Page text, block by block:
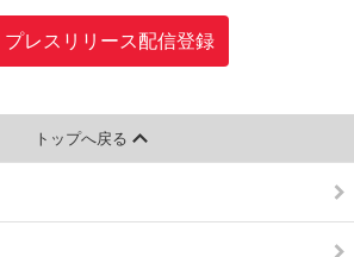
プレスリリース配信登録
トップへ戻る